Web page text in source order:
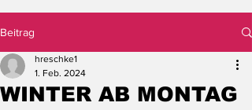
Beitrag
WINTER AB MONTAG
hreschke1
1. Feb. 2024